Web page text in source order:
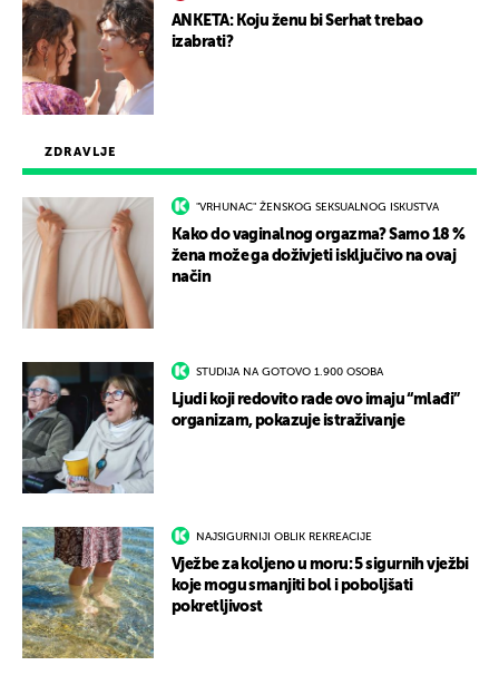
ZDRAVLJE
"VRHUNAC" ŽENSKOG SEKSUALNOG ISKUSTVA
Kako do vaginalnog orgazma? Samo 18 %
žena može ga doživjeti isključivo na ovaj
način
STUDIJA NA GOTOVO 1.900 OSOBA
Ljudi koji redovito rade ovo imaju “mlađi”
organizam, pokazuje istraživanje
NAJSIGURNIJI OBLIK REKREACIJE
Vježbe za koljeno u moru: 5 sigurnih vježbi
koje mogu smanjiti bol i poboljšati
pokretljivost
ANKETA: Koju ženu bi Serhat trebao
izabrati?